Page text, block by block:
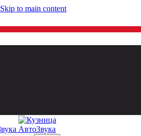
Skip to main content